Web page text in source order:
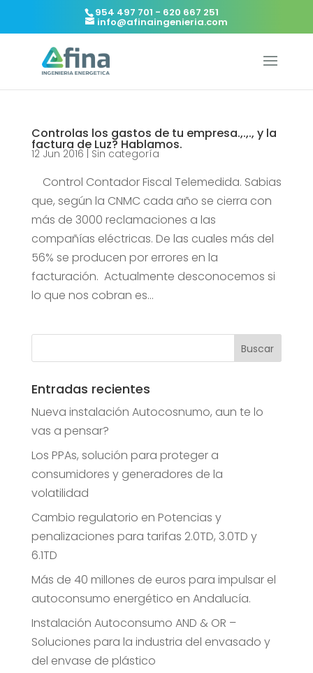
954 497 701 - 620 667 251
info@afinaingenieria.com
Controlas los gastos de tu empresa.,.,., y la
factura de Luz? Hablamos.
12 Jun 2016 Sin categoría
Control Contador Fiscal Telemedida. Sabias
que, según la CNMC cada año se cierra con
más de 3000 reclamaciones a las
compañías eléctricas. De las cuales más del
56% se producen por errores en la
facturación. Actualmente desconocemos si
lo que nos cobran es...
Entradas recientes
Nueva instalación Autocosnumo, aun te lo
vas a pensar?
Los PPAs, solución para proteger a
consumidores y generadores de la
volatilidad
Cambio regulatorio en Potencias y
penalizaciones para tarifas 2.0TD, 3.0TD y
6.1TD
Más de 40 millones de euros para impulsar el
autoconsumo energético en Andalucía.
Instalación Autoconsumo AND & OR –
Soluciones para la industria del envasado y
del envase de plástico